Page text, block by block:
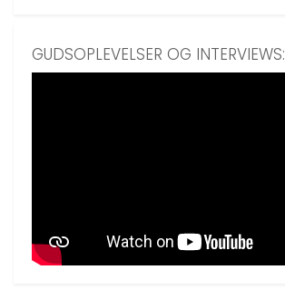
GUDSOPLEVELSER OG INTERVIEWS: